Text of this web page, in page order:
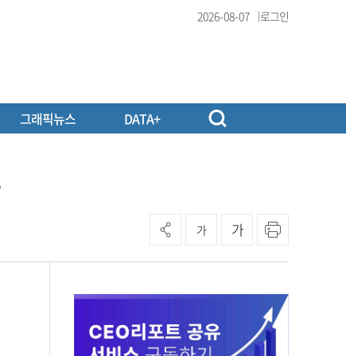
2026-08-07 로그인
그래픽뉴스 DATA+
가 가